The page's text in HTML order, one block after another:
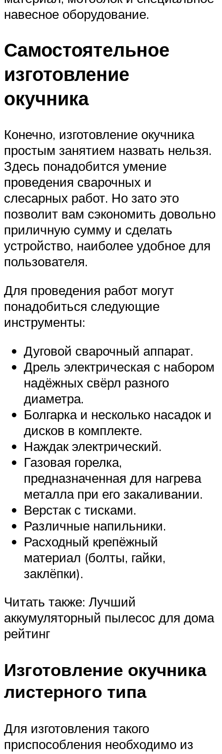
навесное оборудование.
Самостоятельное
изготовление
окучника
Конечно, изготовление окучника
простым занятием назвать нельзя.
Здесь понадобится умение
проведения сварочных и
слесарных работ. Но зато это
позволит вам сэкономить довольно
приличную сумму и сделать
устройство, наиболее удобное для
пользователя.
Для проведения работ могут
понадобиться следующие
инструменты:
Дуговой сварочный аппарат.
Дрель электрическая с набором
надёжных свёрл разного
диаметра.
Болгарка и несколько насадок и
дисков в комплекте.
Наждак электрический.
Газовая горелка,
предназначенная для нагрева
металла при его закаливании.
Верстак с тисками.
Различные напильники.
Расходный крепёжный
материал (болты, гайки,
заклёпки).
Читать также: Лучший
аккумуляторный пылесос для дома
рейтинг
Изготовление окучника
листерного типа
Для изготовления такого
приспособления необходимо из